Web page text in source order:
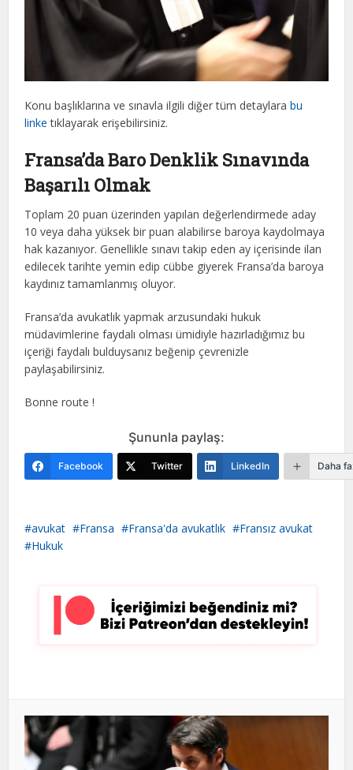
Konu başlıklarına ve sınavla ilgili diğer tüm detaylarabu
linketıklayarak erişebilirsiniz.
Fransa’da Baro Denklik Sınavında
Başarılı Olmak
Toplam 20 puan üzerinden yapılan değerlendirmede aday
10 veya daha yüksek bir puan alabilirse baroya kaydolmaya
hak kazanıyor. Genellikle sınavı takip eden ay içerisinde ilan
edilecek tarihte yemin edip cübbe giyerek Fransa’da baroya
kaydınız tamamlanmış oluyor.
Fransa’da avukatlık yapmak arzusundaki hukuk
müdavimlerine faydalı olması ümidiyle hazırladığımız bu
içeriği faydalı bulduysanız beğenip çevrenizle
paylaşabilirsiniz.
Bonne route !
Şununla paylaş:
Facebook Twitter LinkedIn Daha
avukat Fransa Fransa'da avukatlık
Fransız avukat
Hukuk